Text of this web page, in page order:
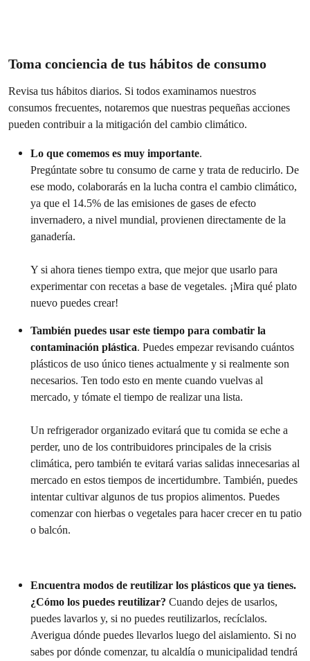
Toma conciencia de tus hábitos de consumo
Revisa tus hábitos diarios. Si todos examinamos nuestros
consumos frecuentes, notaremos que nuestras pequeñas acciones
pueden contribuir a la mitigación del cambio climático.
Lo que comemos es muy importante.
Pregúntate sobre tu consumo de carne y trata de reducirlo. De
ese modo, colaborarás en la lucha contra el cambio climático,
ya que el 14.5% de las emisiones de gases de efecto
invernadero, a nivel mundial, provienen directamente de la
ganadería.
Y si ahora tienes tiempo extra, que mejor que usarlo para
experimentar con recetas a base de vegetales. ¡Mira qué plato
nuevo puedes crear!
También puedes usar este tiempo para combatir la
contaminación plástica. Puedes empezar revisando cuántos
plásticos de uso único tienes actualmente y si realmente son
necesarios. Ten todo esto en mente cuando vuelvas al
mercado, y tómate el tiempo de realizar una lista.
Un refrigerador organizado evitará que tu comida se eche a
perder, uno de los contribuidores principales de la crisis
climática, pero también te evitará varias salidas innecesarias al
mercado en estos tiempos de incertidumbre. También, puedes
intentar cultivar algunos de tus propios alimentos. Puedes
comenzar con hierbas o vegetales para hacer crecer en tu patio
o balcón.
Encuentra modos de reutilizar los plásticos que ya tienes.
¿Cómo los puedes reutilizar? Cuando dejes de usarlos,
puedes lavarlos y, si no puedes reutilizarlos, recíclalos.
Averigua dónde puedes llevarlos luego del aislamiento. Si no
sabes por dónde comenzar, tu alcaldía o municipalidad tendrá